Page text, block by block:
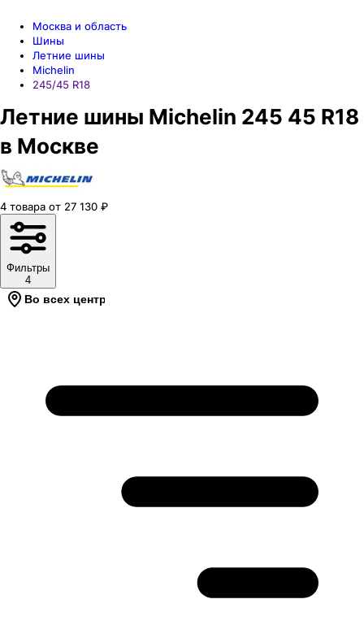
Москва и область
Шины
Летние шины
Michelin
245/45 R18
Летние шины Michelin 245 45 R18
в Москве
4 товара от 27 130 ₽
Фильтры
4
Во всех центрах